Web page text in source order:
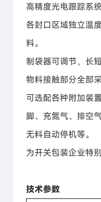
高精度光电跟踪系
各封口区域独立温
料。
制袋器可调节，长
物料接触部分全部
可选配各种附加装
脚、充氮气、排空
无料自动停机等。
为开关包装企业特
技术参数